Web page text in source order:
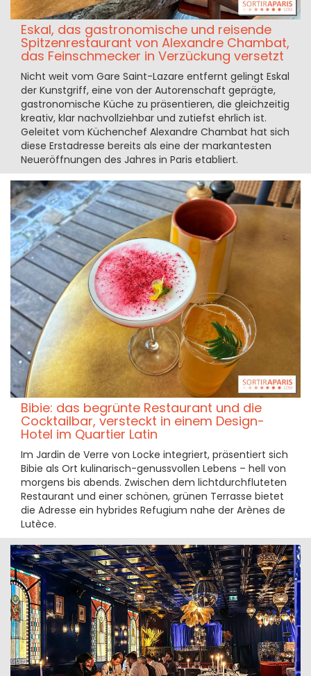
Eskal, das gastronomische und reisende
Spitzenrestaurant von Alexandre Chambat,
das Feinschmecker in Verzückung versetzt
Nicht weit vom Gare Saint-Lazare entfernt gelingt Eskal
der Kunstgriff, eine von der Autorenschaft geprägte,
gastronomische Küche zu präsentieren, die gleichzeitig
kreativ, klar nachvollziehbar und zutiefst ehrlich ist.
Geleitet vom Küchenchef Alexandre Chambat hat sich
diese Erstadresse bereits als eine der markantesten
Neueröffnungen des Jahres in Paris etabliert.
Bibie: das begrünte Restaurant und die
Cocktailbar, versteckt in einem Design-
Hotel im Quartier Latin
Im Jardin de Verre von Locke integriert, präsentiert sich
Bibie als Ort kulinarisch-genussvollen Lebens – hell von
morgens bis abends. Zwischen dem lichtdurchfluteten
Restaurant und einer schönen, grünen Terrasse bietet
die Adresse ein hybrides Refugium nahe der Arènes de
Lutèce.